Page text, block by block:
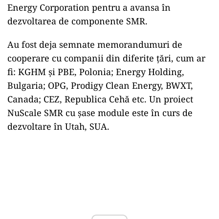
Energy Corporation pentru a avansa în
dezvoltarea de componente SMR.
Au fost deja semnate memorandumuri de
cooperare cu companii din diferite țări, cum ar
fi: KGHM și PBE, Polonia; Energy Holding,
Bulgaria; OPG, Prodigy Clean Energy, BWXT,
Canada; CEZ, Republica Cehă etc. Un proiect
NuScale SMR cu șase module este în curs de
dezvoltare în Utah, SUA.